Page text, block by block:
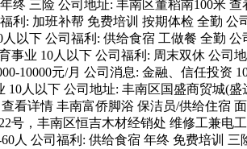
终 三险 公司地址: 丰南区董稻南100米
利: 加班补帮 免费培训 按期体检 全勤
以下 公司福利: 供给食宿 工做餐 全勤
业 10人以下 公司福利: 周末双休 公司
10000元/月 公司消息: 金融、信任投资
人以下 公司地址: 丰南区国盛商贸城(
详情 丰南富侨脚浴 保洁员/供给住宿
，丰南区恒吉木材经销处 维修工兼电
人 公司福利: 供给食宿 年终 免费培训